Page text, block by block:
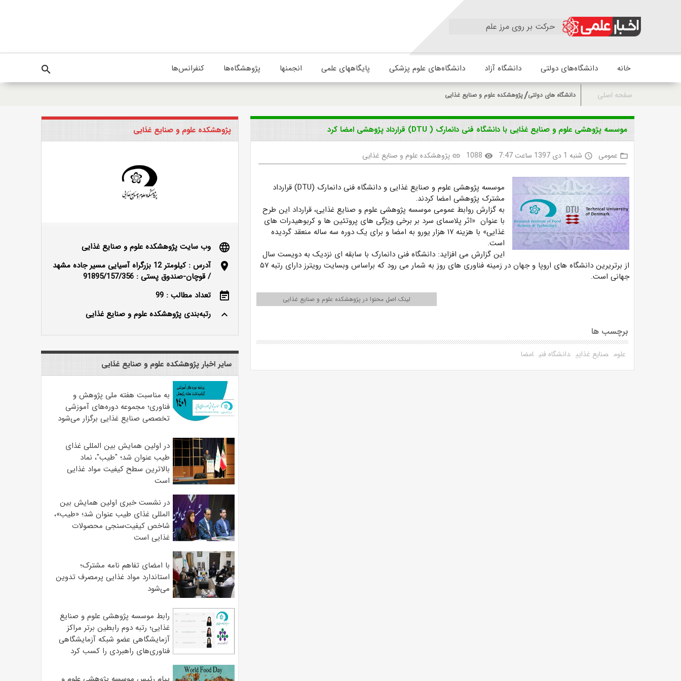
حرکت بر روی مرز علم
خانه دانشگاه‌های دولتی دانشگاه آزاد دانشگاه‌های علوم پزشکی پایگاههای علمی انجمنها پژوهشگاه‌ها کنفرانس‌ها search
صفحه اصلی دانشگاه های دولتی پژوهشکده علوم و صنایع غذایی
موسسه پژوهشی علوم و صنایع غذایی با دانشگاه فنی دانمارک ( DTU) قرارداد پژوهشی امضا کرد
folder_open عمومی access_time شنبه 1 دی 1397 ساعت 7:47 visibility
1088
link پژوهشکده علوم و صنایع غذایی
موسسه پژوهشی علوم و صنایع غذایی و دانشگاه فنی دانمارک (DTU) قرارداد
مشترک پژوهشی امضا کردند.
به گزارش روابط عمومی موسسه پژوهشی علوم و صنایع غذایی، قرارداد این طرح
با عنوان «اثر پلاسمای سرد بر برخی ویژگی های پروتئین ها و کربوهیدرات های
غذایی» با هزینه ۱۷ هزار یورو به امضا و برای یک دوره سه ساله منعقد گردیده
است.
این گزارش می افزاید: دانشگاه فنی دانمارک با سابقه ای نزدیک به دویست سال
از برتریرین دانشگاه های اروپا و جهان در زمینه فناوری های روز به شمار می رود که براساس وبسایت رویترز دارای رتبه ۵۷
جهانی است.
لینک اصل محتوا در پژوهشکده علوم و صنایع غذایی
برچسب ها
علوم صنایع غذایی دانشگاه فنی امضا
پژوهشکده علوم و صنایع غذایی
language
وب سایت پژوهشکده علوم و صنایع غذایی
location_on
آدرس : کیلومتر 12 بزرگراه آسیایی مسیر جاده مشهد
/ قوچان-صندوق پستی : 91895/157/356
event_note
تعداد مطالب : 99
keyboard_arrow_up
رتبه‌بندی پژوهشکده علوم و صنایع غذایی
سایر اخبار پژوهشکده علوم و صنایع غذایی
به مناسبت هفته ملی پژوهش و
فناوری؛ مجموعه دوره‌های آموزشی
تخصصی صنایع غذایی برگزار می‌شود
در اولین همایش بین المللی غذای
طیب عنوان شد؛ "طیب"، نماد
بالاترین سطح کیفیت مواد غذایی
است
در نشست خبری اولین همایش بین
المللی غذای طیب عنوان شد؛ «طیب»،
شاخص کیفیت‌سنجی محصولات
غذایی است
با امضای تفاهم نامه مشترک؛
استاندارد مواد غذایی پرمصرف تدوین
می‌شود
رابط موسسه پژوهشی علوم و صنایع
غذایی؛ رتبه دوم رابطین برتر مراکز
آزمایشگاهی عضو شبکه آزمایشگاهی
فناوری‌های راهبردی را کسب کرد